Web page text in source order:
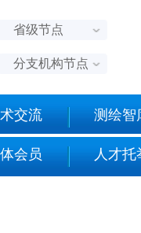
省级节点
分支机构节点
交流 测绘智
会员 人才托